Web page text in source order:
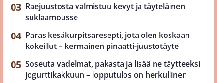
Raejuustosta valmistuu kevyt ja täyteläinen
suklaamousse
Paras kesäkurpitsaresepti, jota olen koskaan
kokeillut – kermainen pinaatti-juustotäyte
Soseuta vadelmat, pakasta ja lisää ne täytteeksi
jogurttikakkuun – lopputulos on herkullinen